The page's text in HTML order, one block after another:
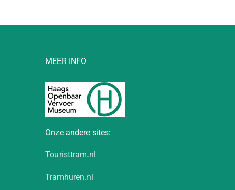
MEER INFO
Onze andere sites:
Touristtram.nl
Tramhuren.nl